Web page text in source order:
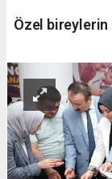
Özel bireylerin